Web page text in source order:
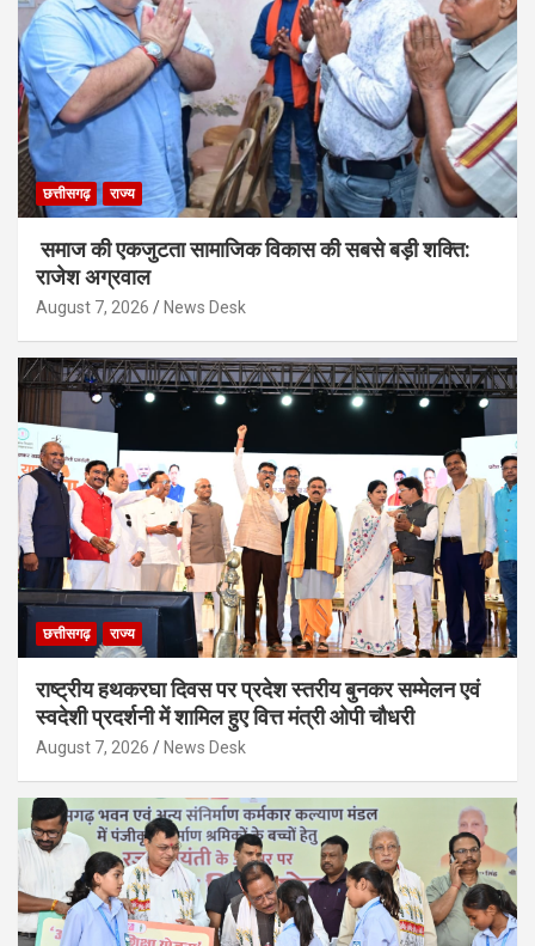
छत्तीसगढ़ राज्य
समाज की एकजुटता सामाजिक विकास की सबसे बड़ी शक्ति:
राजेश अग्रवाल
August 7, 2026 News Desk
छत्तीसगढ़ राज्य
राष्ट्रीय हथकरघा दिवस पर प्रदेश स्तरीय बुनकर सम्मेलन एवं
स्वदेशी प्रदर्शनी में शामिल हुए वित्त मंत्री ओपी चौधरी
August 7, 2026 News Desk